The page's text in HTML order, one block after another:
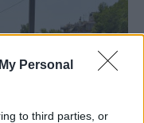
Personal
to third parties, or